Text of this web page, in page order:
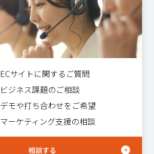
ECサイトに関するご質問
ビジネス課題のご相談
デモや打ち合わせをご希望
マーケティング支援の相談
相談する